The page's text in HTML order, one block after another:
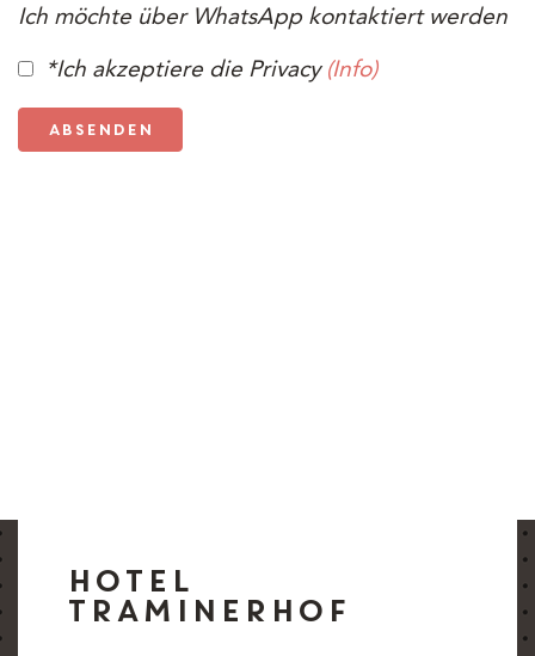
Ich möchte über WhatsApp kontaktiert werden
*Ich akzeptiere die Privacy (Info)
Absenden
HOTEL
TRAMINERHOF